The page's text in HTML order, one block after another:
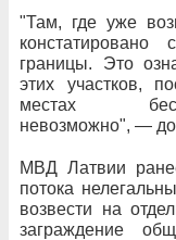
"Там, где уже
констатировано
границы. Это
этих участков,
местах
невозможно", —
МВД Латвии
потока
возвести на
заграждение